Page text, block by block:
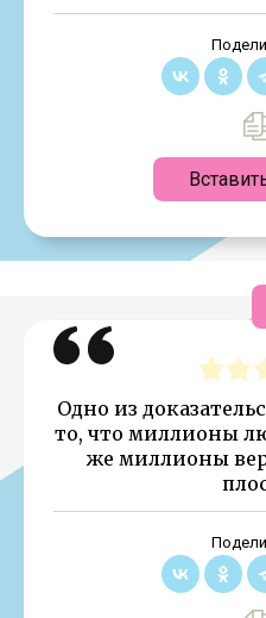
Одно из
то, что миллионы
же миллионы